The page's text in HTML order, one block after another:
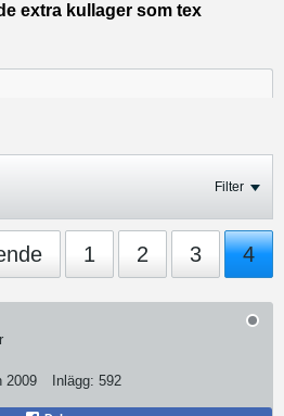
extra kullager som tex
Filter
1 2 3 4
2009 Inlägg: 592